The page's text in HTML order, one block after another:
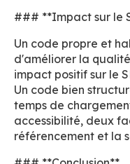
### **Impact sur le
Un code propre et
d'améliorer la
impact positif sur le
Un code bien
temps de
accessibilité, deux
référencement et la